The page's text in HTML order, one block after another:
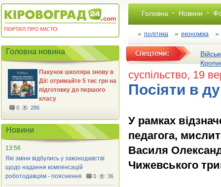
Головна Новини
політика економіка
суспільство, 19
Посіяти в
У рамках
педагога,
Василя
Чижевського
Головна новина
Пакунок школяра знову в
Дії: отримайте 5 тис грн на
підготовку до першого
класу
0 286
Новини
13:56
Які зміни відбулись у законодавстві
щодо надання компенсацій
роботодавцям - пояснення
0 36